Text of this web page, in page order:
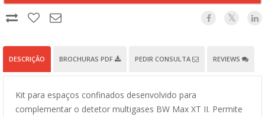
DESCRIÇÃO BROCHURAS PDF PEDIR CONSULTA REVIEWS
Kit para espaços confinados desenvolvido para
complementar o detetor multigases BW Max XT II. Permite